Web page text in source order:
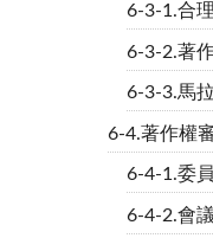
6-3-1.合
6-3-2.著
6-3-3.馬
6-4.著作權
6-4-1.委
6-4-2.會